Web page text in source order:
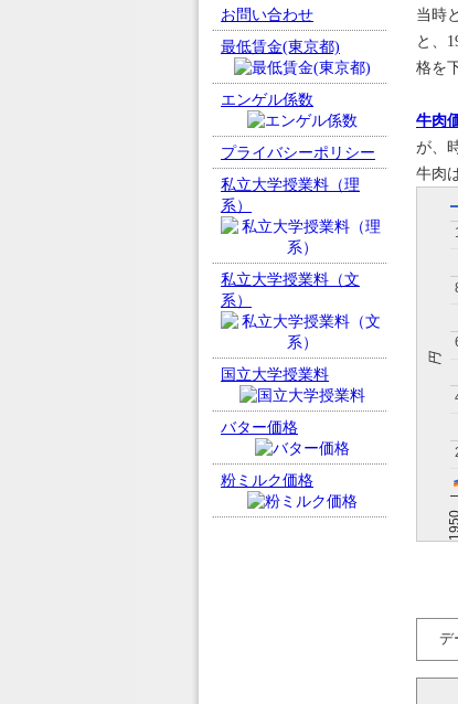
当時
と、
格を
牛肉
が、
牛肉
1950
円
デ
お問い合わせ
最低賃金(東京都)
エンゲル係数
プライバシーポリシー
私立大学授業料（理
系）
私立大学授業料（文
系）
国立大学授業料
バター価格
粉ミルク価格